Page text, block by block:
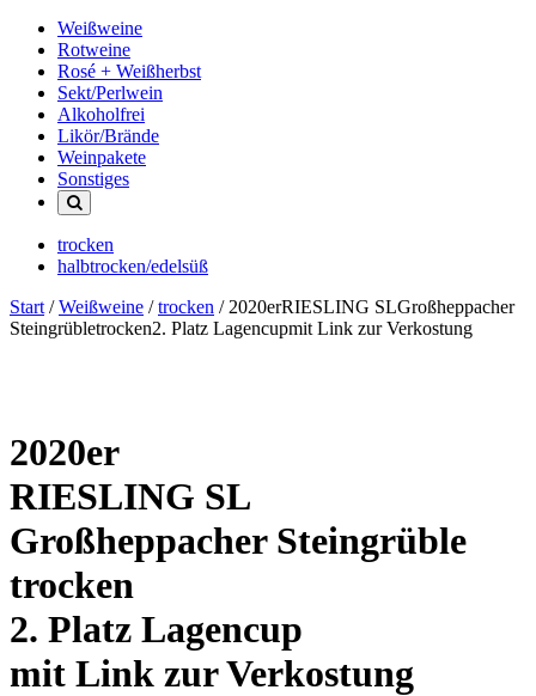
Weißweine
Rotweine
Rosé + Weißherbst
Sekt/Perlwein
Alkoholfrei
Likör/Brände
Weinpakete
Sonstiges
trocken
halbtrocken/edelsüß
Start /Weißweine /trocken / 2020erRIESLING SLGroßheppacher
Steingrübletrocken2. Platz Lagencupmit Link zur Verkostung
2020er
RIESLING SL
Großheppacher Steingrüble
trocken
2. Platz Lagencup
mit Link zur Verkostung